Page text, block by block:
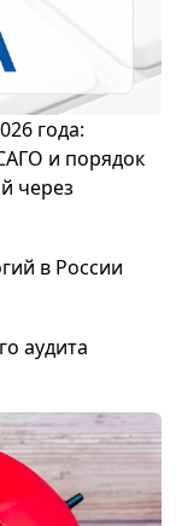
года:
и порядок
через
в России
аудита